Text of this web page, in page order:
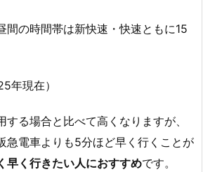
間の時間帯は新快速・快速ともに15
年現在）
る場合と比べて高くなりますが、
急電車よりも5分ほど早く行くことが
早く行きたい人におすすめです。